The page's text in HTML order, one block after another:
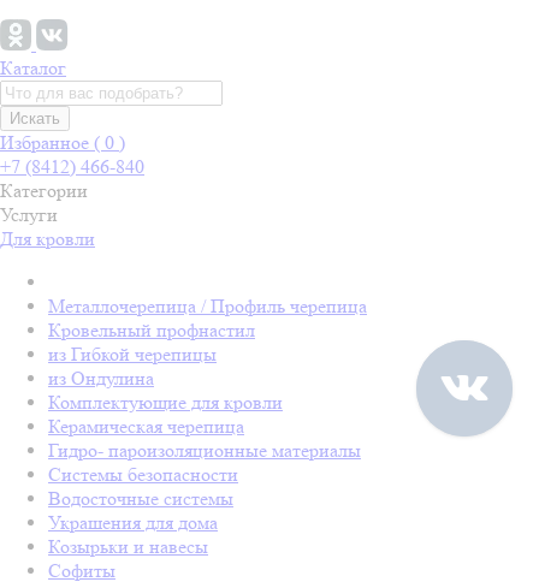
Каталог
Искать
Избранное ( 0 )
+7 (8412) 466-840
Категории
Услуги
Для кровли
Металлочерепица / Профиль черепица
Кровельный профнастил
из Гибкой черепицы
из Ондулина
Комплектующие для кровли
Керамическая черепица
Гидро- пароизоляционные материалы
Системы безопасности
Водосточные системы
Украшения для дома
Козырьки и навесы
Софиты